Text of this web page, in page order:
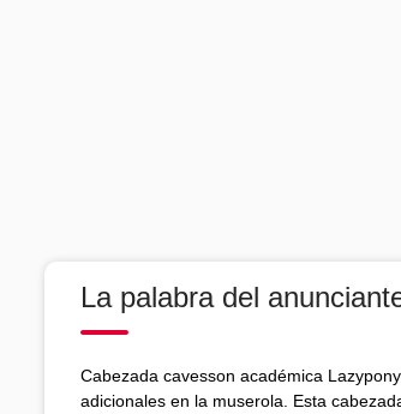
La palabra del
Cabezada cavesson académica
adicionales en la muserola. Esta